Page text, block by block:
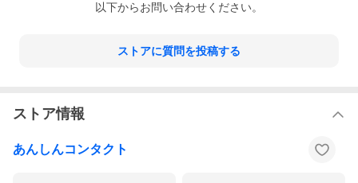
以下からお問い合わせください。
ストアに質問を投稿する
ストア情報
あんしんコンタクト